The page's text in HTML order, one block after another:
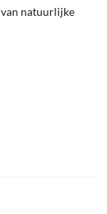
natuurlijke